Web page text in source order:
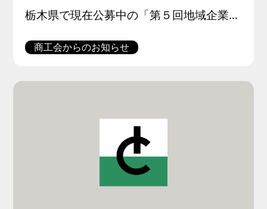
栃木県で現在公募中の「第５回地域企業感染症対策支援補助金」は、公募期間が以下の通り延長になりました。 〇 第５回地域企業感染症対策支援補助金 公募期間、実施終了期限 令和４(2022)年 ＜変更前＞２月４日(金) 午前 […]
商工会からのお知らせ